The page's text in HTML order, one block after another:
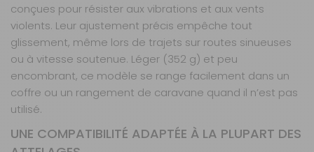
conçues pour résister aux vibrations et aux vents
violents. Leur ajustement précis empêche tout
glissement, même lors de trajets sur routes sinueuses
ou à vitesse soutenue. Léger (352 g) et peu
encombrant, ce modèle se range facilement dans un
coffre ou un rangement de caravane quand il n’est pas
utilisé.
UNE COMPATIBILITÉ ADAPTÉE À LA PLUPART DES